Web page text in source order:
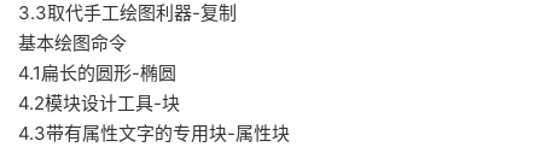
3.3取代手工绘图利器-复制
基本绘图命令
4.1扁长的圆形-椭圆
4.2模块设计工具-块
4.3带有属性文字的专用块-属性块